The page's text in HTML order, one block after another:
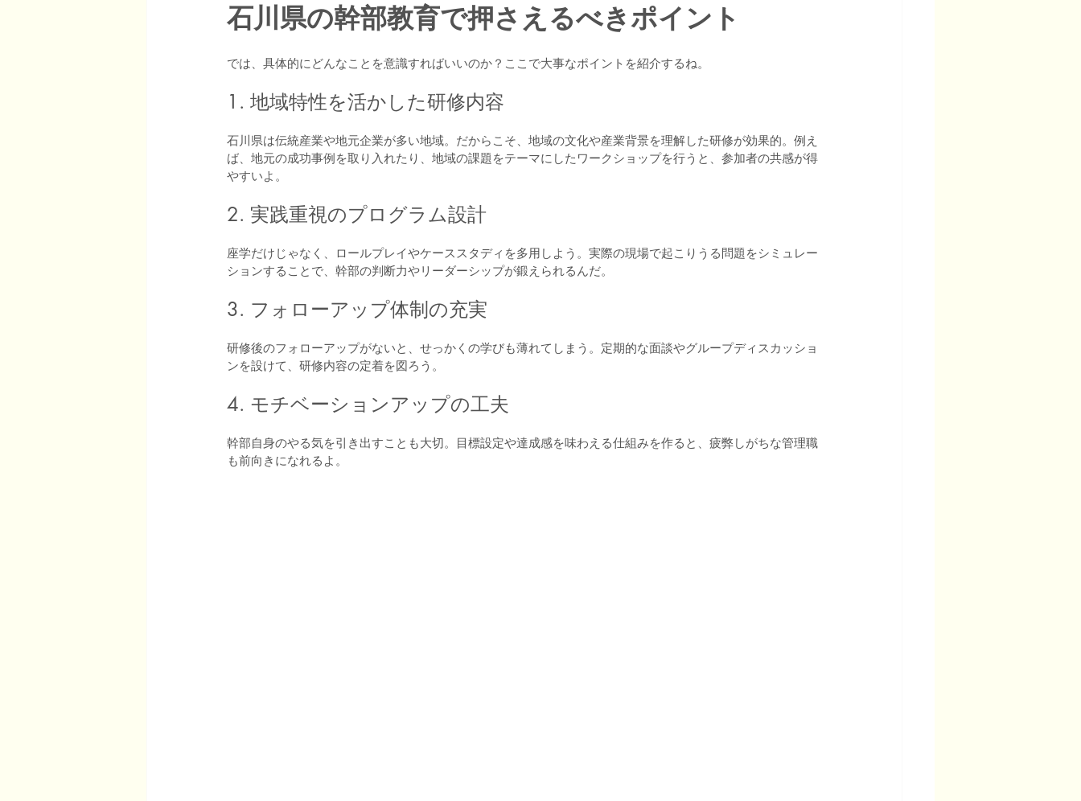
石川県の幹部教育で押さえるべきポイント
では、具体的にどんなことを意識すればいいのか？ここで大事なポイントを紹介するね。
1. 地域特性を活かした研修内容
石川県は伝統産業や地元企業が多い地域。だからこそ、地域の文化や産業背景を理解した研修が効果的。例え
ば、地元の成功事例を取り入れたり、地域の課題をテーマにしたワークショップを行うと、参加者の共感が得
やすいよ。
2. 実践重視のプログラム設計
座学だけじゃなく、ロールプレイやケーススタディを多用しよう。実際の現場で起こりうる問題をシミュレー
ションすることで、幹部の判断力やリーダーシップが鍛えられるんだ。
3. フォローアップ体制の充実
研修後のフォローアップがないと、せっかくの学びも薄れてしまう。定期的な面談やグループディスカッショ
ンを設けて、研修内容の定着を図ろう。
4. モチベーションアップの工夫
幹部自身のやる気を引き出すことも大切。目標設定や達成感を味わえる仕組みを作ると、疲弊しがちな管理職
も前向きになれるよ。